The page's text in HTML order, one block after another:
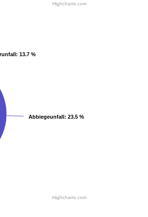
Highcharts.com
: 13.7 %
: 13.7 %
Abbiegeunfall: 23.5 %
Abbiegeunfall: 23.5 %
Highcharts.com